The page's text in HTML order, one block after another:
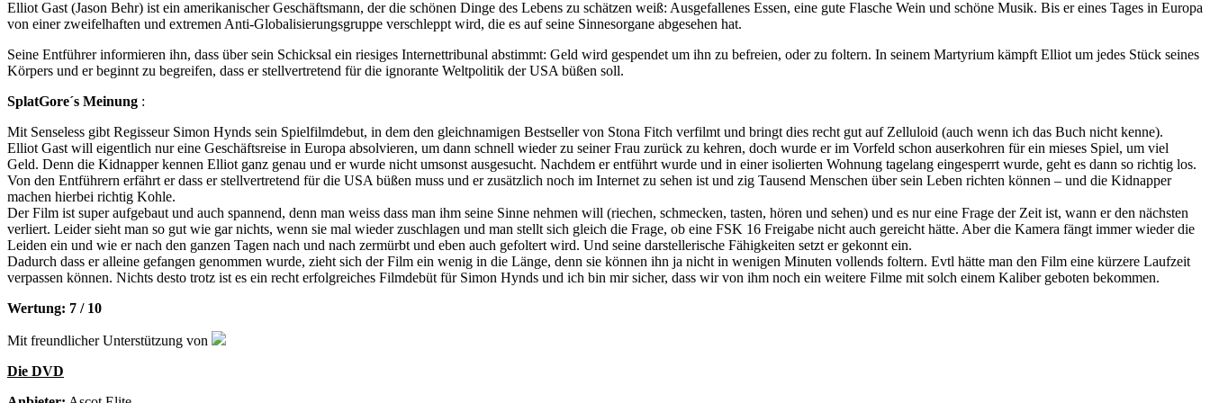
Elliot Gast (Jason Behr) ist ein amerikanischer Geschäftsmann, der die schönen Dinge des Lebens zu schätzen weiß: Ausgefallenes Essen, eine gute Flasche Wein und schöne Musik. Bis er eines Tages in Europa
von einer zweifelhaften und extremen Anti-Globalisierungsgruppe verschleppt wird, die es auf seine Sinnesorgane abgesehen hat.
Seine Entführer informieren ihn, dass über sein Schicksal ein riesiges Internettribunal abstimmt: Geld wird gespendet um ihn zu befreien, oder zu foltern. In seinem Martyrium kämpft Elliot um jedes Stück seines
Körpers und er beginnt zu begreifen, dass er stellvertretend für die ignorante Weltpolitik der USA büßen soll.
SplatGore´s Meinung :
Mit Senseless gibt Regisseur Simon Hynds sein Spielfilmdebut, in dem den gleichnamigen Bestseller von Stona Fitch verfilmt und bringt dies recht gut auf Zelluloid (auch wenn ich das Buch nicht kenne).
Elliot Gast will eigentlich nur eine Geschäftsreise in Europa absolvieren, um dann schnell wieder zu seiner Frau zurück zu kehren, doch wurde er im Vorfeld schon auserkohren für ein mieses Spiel, um viel
Geld. Denn die Kidnapper kennen Elliot ganz genau und er wurde nicht umsonst ausgesucht. Nachdem er entführt wurde und in einer isolierten Wohnung tagelang eingesperrt wurde, geht es dann so richtig los.
Von den Entführern erfährt er dass er stellvertretend für die USA büßen muss und er zusätzlich noch im Internet zu sehen ist und zig Tausend Menschen über sein Leben richten können – und die Kidnapper
machen hierbei richtig Kohle.
Der Film ist super aufgebaut und auch spannend, denn man weiss dass man ihm seine Sinne nehmen will (riechen, schmecken, tasten, hören und sehen) und es nur eine Frage der Zeit ist, wann er den nächsten
verliert. Leider sieht man so gut wie gar nichts, wenn sie mal wieder zuschlagen und man stellt sich gleich die Frage, ob eine FSK 16 Freigabe nicht auch gereicht hätte. Aber die Kamera fängt immer wieder die
Leiden ein und wie er nach den ganzen Tagen nach und nach zermürbt und eben auch gefoltert wird. Und seine darstellerische Fähigkeiten setzt er gekonnt ein.
Dadurch dass er alleine gefangen genommen wurde, zieht sich der Film ein wenig in die Länge, denn sie können ihn ja nicht in wenigen Minuten vollends foltern. Evtl hätte man den Film eine kürzere Laufzeit
verpassen können. Nichts desto trotz ist es ein recht erfolgreiches Filmdebüt für Simon Hynds und ich bin mir sicher, dass wir von ihm noch ein weitere Filme mit solch einem Kaliber geboten bekommen.
Wertung: 7 / 10
Mit freundlicher Unterstützung von
Die DVD